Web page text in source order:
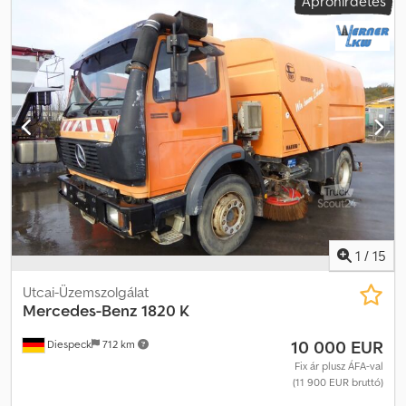
1 / 15
Diespeck 712 km
Utcai-Üzemszolgálat
Mercedes-Benz 1820 K
10 000 EUR
Fix ár plusz ÁFA-val
(11 900 EUR bruttó)